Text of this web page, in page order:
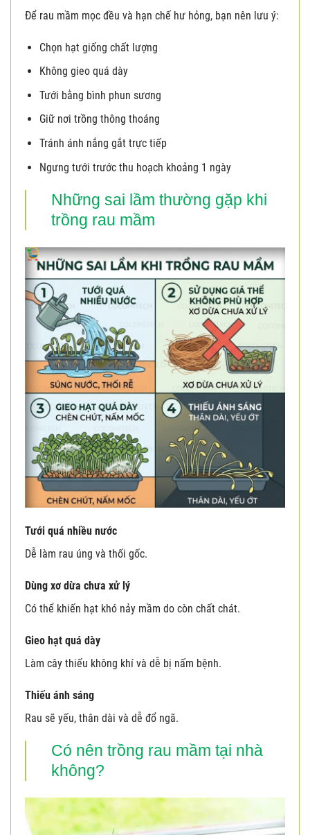
Để rau mầm mọc đều và hạn chế hư hỏng, bạn nên lưu ý:
Chọn hạt giống chất lượng
Không gieo quá dày
Tưới bằng bình phun sương
Giữ nơi trồng thông thoáng
Tránh ánh nắng gắt trực tiếp
Ngưng tưới trước thu hoạch khoảng 1 ngày
Những sai lầm thường gặp khi
trồng rau mầm
Tưới quá nhiều nước
Dễ làm rau úng và thối gốc.
Dùng xơ dừa chưa xử lý
Có thể khiến hạt khó nảy mầm do còn chất chát.
Gieo hạt quá dày
Làm cây thiếu không khí và dễ bị nấm bệnh.
Thiếu ánh sáng
Rau sẽ yếu, thân dài và dễ đổ ngã.
Có nên trồng rau mầm tại nhà
không?